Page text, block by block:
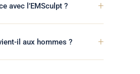
avec l’EMSculpt ? +
il aux hommes ? +